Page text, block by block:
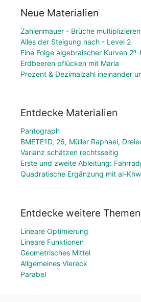
Neue Materialien
Zahlenmauer - Brüche multiplizieren
Alles der Steigung nach - Level 2
Eine Folge algebraischer Kurven
Erdbeeren pflücken mit Maria
Prozent & Dezimalzahl ineinander
Entdecke Materialien
Pantograph
BMETE1D, 26, Müller Raphael,
Varianz schätzen rechtsseitig
Erste und zweite Ableitung:
Quadratische Ergänzung mit al-
Entdecke weitere Themen
Lineare Optimierung
Lineare Funktionen
Geometrisches Mittel
Allgemeines Viereck
Parabel